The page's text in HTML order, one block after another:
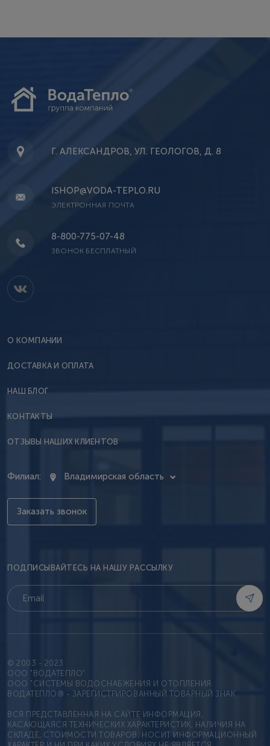
Г. АЛЕКСАНДРОВ, УЛ. ГЕОЛОГОВ, Д. 8
ISHOP@VODA-TEPLO.RU
ЭЛЕКТРОННАЯ ПОЧТА
8-800-775-07-48
ЗВОНОК БЕСПЛАТНЫЙ
О КОМПАНИИ
ДОСТАВКА И ОПЛАТА
НАШ БЛОГ
КОНТАКТЫ
ОТЗЫВЫ НАШИХ КЛИЕНТОВ
Филиал: Владимирская область
Заказать звонок
ПОДПИСЫВАЙТЕСЬ НА НАШУ РАССЫЛКУ
© 2003 - 2023
OOO "ВОДАТЕПЛО"
ООО "СИСТЕМЫ ВОДОСНАБЖЕНИЯ И ОТОПЛЕНИЯ
ВОДАТЕПЛО® - ЗАРЕГИСТРИРОВАННЫЙ ТОВАРНЫЙ ЗНАК
ВСЯ ПРЕДСТАВЛЕННАЯ НА САЙТЕ ИНФОРМАЦИЯ,
КАСАЮЩАЯСЯ ТЕХНИЧЕСКИХ ХАРАКТЕРИСТИК, НАЛИЧИЯ НА
СКЛАДЕ, СТОИМОСТИ ТОВАРОВ, НОСИТ ИНФОРМАЦИОННЫЙ